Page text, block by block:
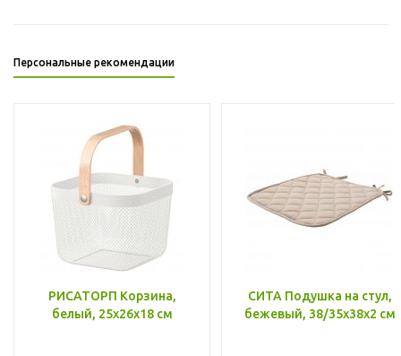
Персональные рекомендации
РИСАТОРП Корзина,
белый, 25x26x18 см
СИТА Подушка на стул,
бежевый, 38/35x38x2 см